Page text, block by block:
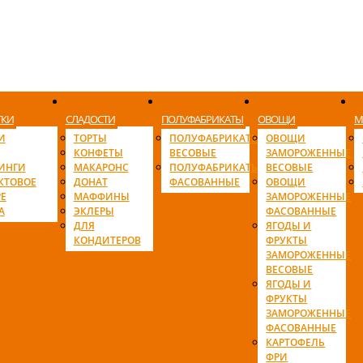
СЛАДОСТИ
ТОРТЫ
КОНФЕТЫ
МАКАРОНС
ДОНАТ
МАФФИНЫ
ЭКЛЕРЫ
ДЛЯ
КОНДИТЕРОВ
ПОЛУФАБРИКАТЫ
ПОЛУФАБРИКАТЫ
ВЕСОВЫЕ
ПОЛУФАБРИКАТЫ
ФАСОВАННЫЕ
ОВОЩИ
ОВОЩИ
ЗАМОРОЖЕННЫЕ
ВЕСОВЫЕ
ОВОЩИ
ЗАМОРОЖЕННЫЕ
ФАСОВАННЫЕ
ЯГОДЫ И
ФРУКТЫ
ЗАМОРОЖЕННЫЕ
ВЕСОВЫЕ
ЯГОДЫ И
ФРУКТЫ
ЗАМОРОЖЕННЫЕ
ФАСОВАННЫЕ
КАРТОФЕЛЬ
ФРИ